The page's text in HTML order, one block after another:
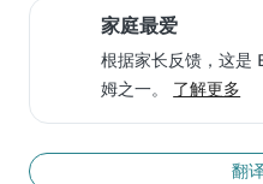
家庭最爱
根据家长反馈，这
姆之一。 了解更多
翻